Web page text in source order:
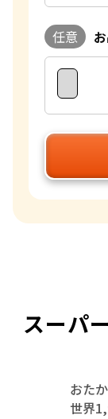
任意
スーパ
おた
世界